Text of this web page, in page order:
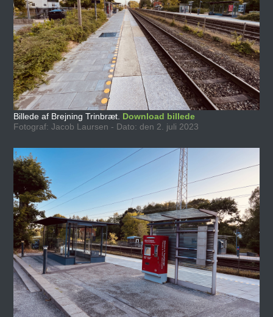
Billede af Brejning Trinbræt. Download billede
Fotograf: Jacob Laursen - Dato: den 2. juli 2023